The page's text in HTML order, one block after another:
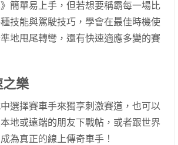
》簡單易上手，但若想要稱霸每一場比
技能與駕駛技巧，學會在最佳時機使
地甩尾轉彎，還有快速適應多變的賽
樂
選擇賽車手來獨享刺激賽道，也可以
地或遠端的朋友下戰帖，或者跟世界
為真正的線上傳奇車手！